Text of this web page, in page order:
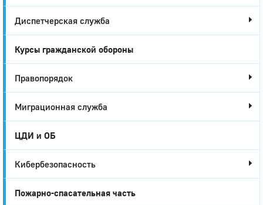
Диспетчерская служба
Курсы гражданской обороны
Правопорядок
Миграционная служба
ЦДИ и ОБ
Кибербезопасность
Пожарно-спасательная часть